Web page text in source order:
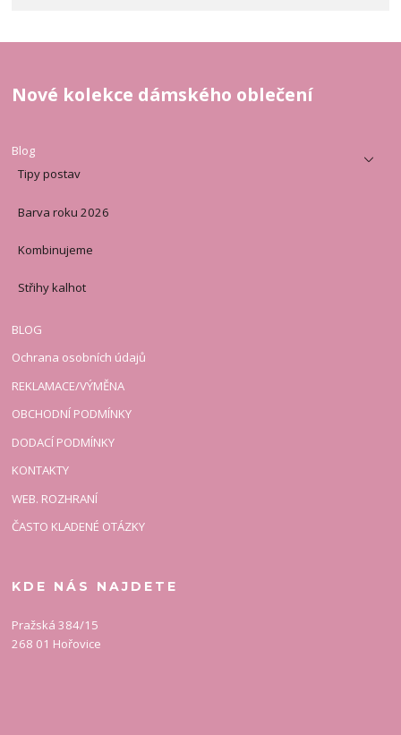
Nové kolekce dámského oblečení
Blog
Tipy postav
Barva roku 2026
Kombinujeme
Střihy kalhot
BLOG
Ochrana osobních údajů
REKLAMACE/VÝMĚNA
OBCHODNÍ PODMÍNKY
DODACÍ PODMÍNKY
KONTAKTY
WEB. ROZHRANÍ
ČASTO KLADENÉ OTÁZKY
KDE NÁS NAJDETE
Pražská 384/15
268 01 Hořovice